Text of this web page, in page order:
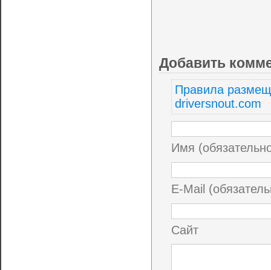
Добавить
Правила
driversnout.com
Имя
E-Mail
Сайт